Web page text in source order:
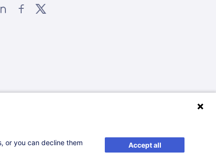
or you can decline them
Accept all